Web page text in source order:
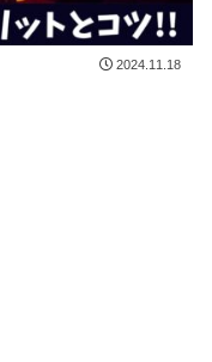
2024.11.18